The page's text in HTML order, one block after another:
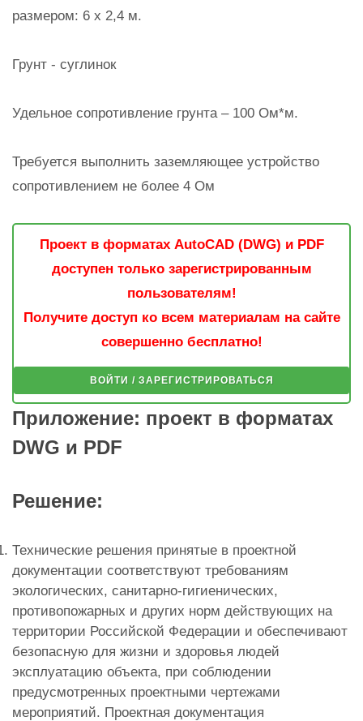
размером: 6 х 2,4 м.
Грунт - суглинок
Удельное сопротивление грунта – 100 Ом*м.
Требуется выполнить заземляющее устройство
сопротивлением не более 4 Ом
Проект в форматах AutoCAD (DWG) и PDF
доступен только зарегистрированным
пользователям!
Получите доступ ко всем материалам на сайте
совершенно бесплатно!
ВОЙТИ / ЗАРЕГИСТРИРОВАТЬСЯ
Приложение: проект в форматах
DWG и PDF
Решение:
Технические решения принятые в проектной
документации соответствуют требованиям
экологических, санитарно-гигиенических,
противопожарных и других норм действующих на
территории Российской Федерации и обеспечивают
безопасную для жизни и здоровья людей
эксплуатацию объекта, при соблюдении
предусмотренных проектными чертежами
мероприятий. Проектная документация